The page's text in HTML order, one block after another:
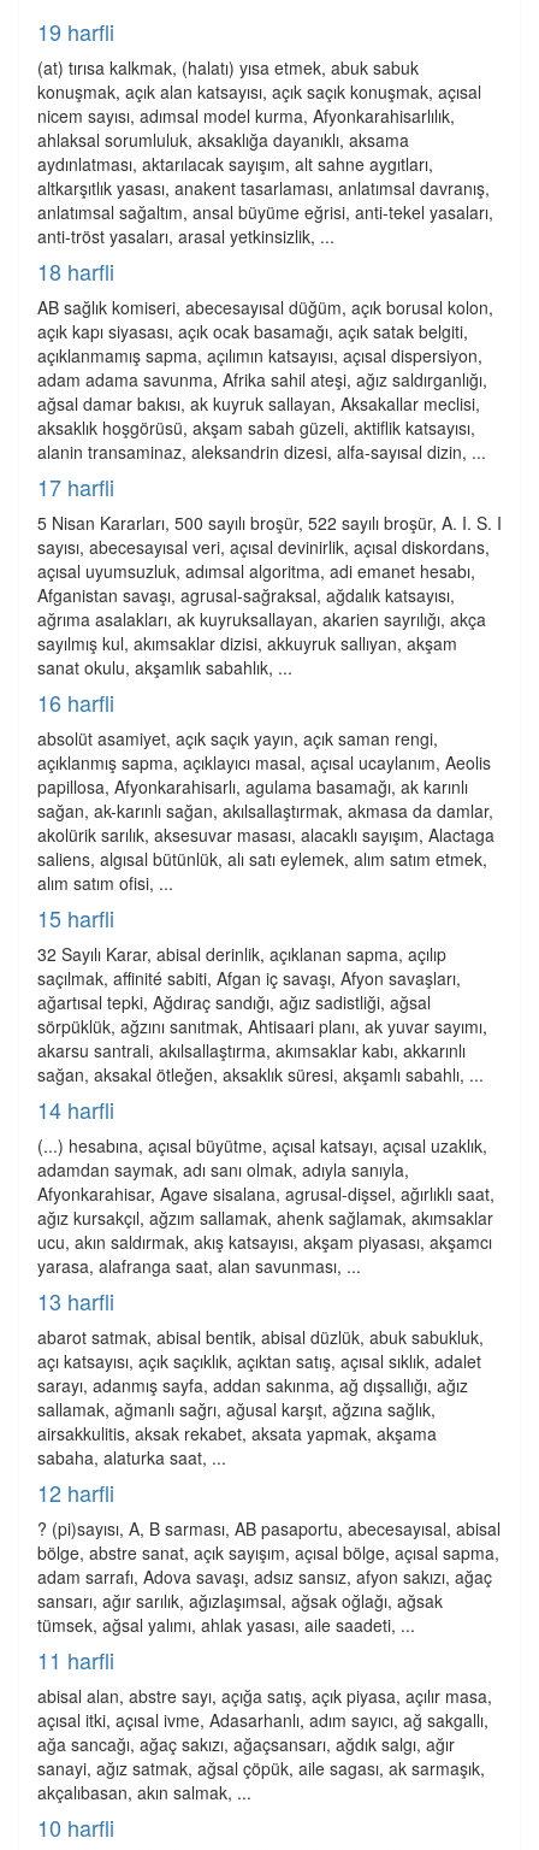
19 harfli
(at) tırısa kalkmak, (halatı) yısa etmek, abuk sabuk
konuşmak, açık alan katsayısı, açık saçık konuşmak, açısal
nicem sayısı, adımsal model kurma, Afyonkarahisarlılık,
ahlaksal sorumluluk, aksaklığa dayanıklı, aksama
aydınlatması, aktarılacak sayışım, alt sahne aygıtları,
altkarşıtlık yasası, anakent tasarlaması, anlatımsal davranış,
anlatımsal sağaltım, ansal büyüme eğrisi, anti-tekel yasaları,
anti-tröst yasaları, arasal yetkinsizlik, ...
18 harfli
AB sağlık komiseri, abecesayısal düğüm, açık borusal kolon,
açık kapı siyasası, açık ocak basamağı, açık satak belgiti,
açıklanmamış sapma, açılımın katsayısı, açısal dispersiyon,
adam adama savunma, Afrika sahil ateşi, ağız saldırganlığı,
ağsal damar bakısı, ak kuyruk sallayan, Aksakallar meclisi,
aksaklık hoşgörüsü, akşam sabah güzeli, aktiflik katsayısı,
alanin transaminaz, aleksandrin dizesi, alfa-sayısal dizin, ...
17 harfli
5 Nisan Kararları, 500 sayılı broşür, 522 sayılı broşür, A. I. S. I
sayısı, abecesayısal veri, açısal devinirlik, açısal diskordans,
açısal uyumsuzluk, adımsal algoritma, adi emanet hesabı,
Afganistan savaşı, agrusal-sağraksal, ağdalık katsayısı,
ağrıma asalakları, ak kuyruksallayan, akarien sayrılığı, akça
sayılmış kul, akımsaklar dizisi, akkuyruk sallıyan, akşam
sanat okulu, akşamlık sabahlık, ...
16 harfli
absolüt asamiyet, açık saçık yayın, açık saman rengi,
açıklanmış sapma, açıklayıcı masal, açısal ucaylanım, Aeolis
papillosa, Afyonkarahisarlı, agulama basamağı, ak karınlı
sağan, ak-karınlı sağan, akılsallaştırmak, akmasa da damlar,
akolürik sarılık, aksesuvar masası, alacaklı sayışım, Alactaga
saliens, algısal bütünlük, alı satı eylemek, alım satım etmek,
alım satım ofisi, ...
15 harfli
32 Sayılı Karar, abisal derinlik, açıklanan sapma, açılıp
saçılmak, affinité sabiti, Afgan iç savaşı, Afyon savaşları,
ağartısal tepki, Ağdıraç sandığı, ağız sadistliği, ağsal
sörpüklük, ağzını sanıtmak, Ahtisaari planı, ak yuvar sayımı,
akarsu santrali, akılsallaştırma, akımsaklar kabı, akkarınlı
sağan, aksakal ötleğen, aksaklık süresi, akşamlı sabahlı, ...
14 harfli
(...) hesabına, açısal büyütme, açısal katsayı, açısal uzaklık,
adamdan saymak, adı sanı olmak, adıyla sanıyla,
Afyonkarahisar, Agave sisalana, agrusal-dişsel, ağırlıklı saat,
ağız kursakçıl, ağzım sallamak, ahenk sağlamak, akımsaklar
ucu, akın saldırmak, akış katsayısı, akşam piyasası, akşamcı
yarasa, alafranga saat, alan savunması, ...
13 harfli
abarot satmak, abisal bentik, abisal düzlük, abuk sabukluk,
açı katsayısı, açık saçıklık, açıktan satış, açısal sıklık, adalet
sarayı, adanmış sayfa, addan sakınma, ağ dışsallığı, ağız
sallamak, ağmanlı sağrı, ağusal karşıt, ağzına sağlık,
airsakkulitis, aksak rekabet, aksata yapmak, akşama
sabaha, alaturka saat, ...
12 harfli
? (pi)sayısı, A, B sarması, AB pasaportu, abecesayısal, abisal
bölge, abstre sanat, açık sayışım, açısal bölge, açısal sapma,
adam sarrafı, Adova savaşı, adsız sansız, afyon sakızı, ağaç
sansarı, ağır sarılık, ağızlaşımsal, ağsak oğlağı, ağsak
tümsek, ağsal yalımı, ahlak yasası, aile saadeti, ...
11 harfli
abisal alan, abstre sayı, açığa satış, açık piyasa, açılır masa,
açısal itki, açısal ivme, Adasarhanlı, adım sayıcı, ağ sakgallı,
ağa sancağı, ağaç sakızı, ağaçsansarı, ağdık salgı, ağır
sanayi, ağız satmak, ağsal çöpük, aile sagası, ak sarmaşık,
akçalıbasan, akın salmak, ...
10 harfli